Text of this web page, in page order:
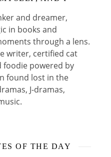
and dreamer,
in books and
through a lens.
writer, certified cat
foodie powered by
found lost in the
J-dramas,
OF THE DAY